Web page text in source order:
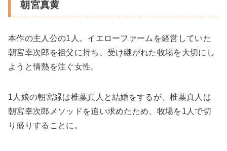
朝宮真黄
本作の主人公の1人。イエローファームを経営していた
朝宮幸次郎を祖父に持ち、受け継がれた牧場を大切にし
ようと情熱を注ぐ女性。
1人娘の朝宮緑は椎葉真人と結婚をするが、椎葉真人は
朝宮幸次郎メソッドを追い求めたため、牧場を1人で切
り盛りすることに。